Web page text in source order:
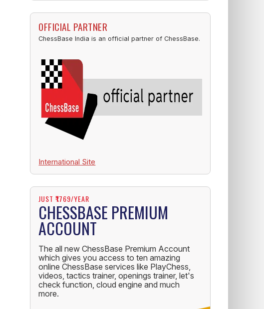
OFFICIAL PARTNER
ChessBase India is an official partner of ChessBase.
International Site
JUST ₹1769/YEAR
CHESSBASE PREMIUM
ACCOUNT
The all new ChessBase Premium Account
which gives you access to ten amazing
online ChessBase services like PlayChess,
videos, tactics trainer, openings trainer, let's
check function, cloud engine and much
more.